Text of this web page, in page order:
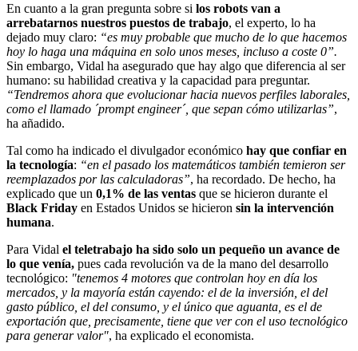
En cuanto a la gran pregunta sobre si los robots van a
arrebatarnos nuestros puestos de trabajo, el experto, lo ha
dejado muy claro: “es muy probable que mucho de lo que hacemos
hoy lo haga una máquina en solo unos meses, incluso a coste 0”.
Sin embargo, Vidal ha asegurado que hay algo que diferencia al ser
humano: su habilidad creativa y la capacidad para preguntar.
“Tendremos ahora que evolucionar hacia nuevos perfiles laborales,
como el llamado ´prompt engineer´, que sepan cómo utilizarlas”,
ha añadido.
Tal como ha indicado el divulgador económico hay que confiar en
la tecnología: “en el pasado los matemáticos también temieron ser
reemplazados por las calculadoras”, ha recordado. De hecho, ha
explicado que un 0,1% de las ventas que se hicieron durante el
Black Friday en Estados Unidos se hicieron sin la intervención
humana.
Para Vidal el teletrabajo ha sido solo un pequeño un avance de
lo que venía, pues cada revolución va de la mano del desarrollo
tecnológico: "tenemos 4 motores que controlan hoy en día los
mercados, y la mayoría están cayendo: el de la inversión, el del
gasto público, el del consumo, y el único que aguanta, es el de
exportación que, precisamente, tiene que ver con el uso tecnológico
para generar valor", ha explicado el economista.